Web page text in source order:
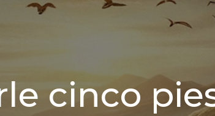
cinco